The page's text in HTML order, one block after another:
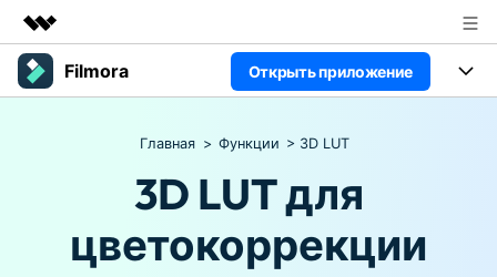
Рекомендуемые продукты
Управление данными
Новости
Filmora Открыть приложение
Ресурсы
Видео/фото
Решения
Главная > Функции > 3D LUT
3D LUT для
цветокоррекции